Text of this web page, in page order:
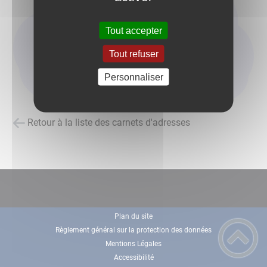
Retour à la liste des carnets d'adresses
Plan du site
Règlement général sur la protection des données
Mentions Légales
Accessibilité
Tout accepter
Tout refuser
Personnaliser